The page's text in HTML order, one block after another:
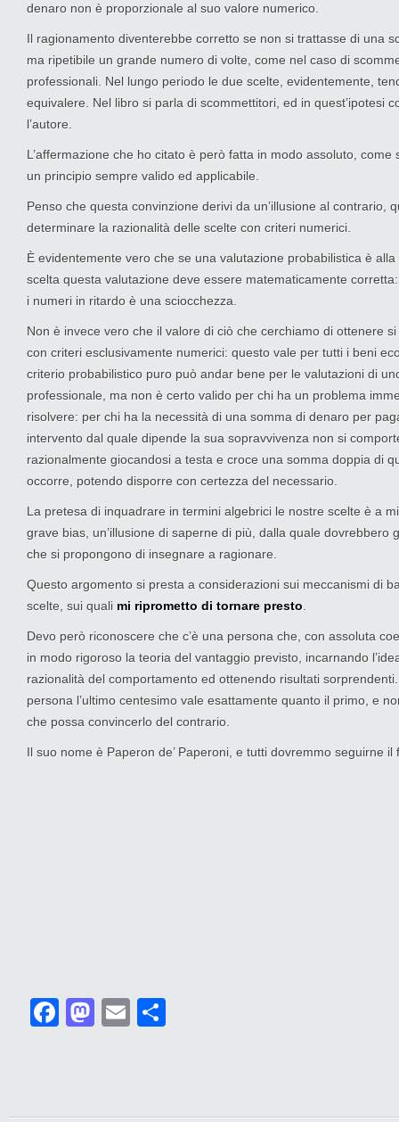
denaro non è proporzionale al suo valore numerico.
Il ragionamento diventerebbe corretto se non si trattasse di una
ma ripetibile un grande numero di volte, come nel caso di
professionali. Nel lungo periodo le due scelte, evidentemente,
equivalere. Nel libro si parla di scommettitori, ed in quest’ipotesi
l’autore.
L’affermazione che ho citato è però fatta in modo assoluto, come
un principio sempre valido ed applicabile.
Penso che questa convinzione derivi da un’illusione al contrario,
determinare la razionalità delle scelte con criteri numerici.
È evidentemente vero che se una valutazione probabilistica è
scelta questa valutazione deve essere matematicamente
i numeri in ritardo è una sciocchezza.
Non è invece vero che il valore di ciò che cerchiamo di ottenere
con criteri esclusivamente numerici: questo vale per tutti i beni
criterio probabilistico puro può andar bene per le valutazioni di
professionale, ma non è certo valido per chi ha un problema
risolvere: per chi ha la necessità di una somma di denaro per
intervento dal quale dipende la sua sopravvivenza non si
razionalmente giocandosi a testa e croce una somma doppia di
occorre, potendo disporre con certezza del necessario.
La pretesa di inquadrare in termini algebrici le nostre scelte è a
grave bias, un’illusione di saperne di più, dalla quale dovrebbero
che si propongono di insegnare a ragionare.
Questo argomento si presta a considerazioni sui meccanismi di
scelte, sui quali mi riprometto di tornare presto
Devo però riconoscere che c’è una persona che, con assoluta
in modo rigoroso la teoria del vantaggio previsto, incarnando
razionalità del comportamento ed ottenendo risultati
persona l’ultimo centesimo vale esattamente quanto il primo, e
che possa convincerlo del contrario.
Il suo nome è Paperon de’ Paperoni, e tutti dovremmo seguirne il
Facebook
Mastodon
Email